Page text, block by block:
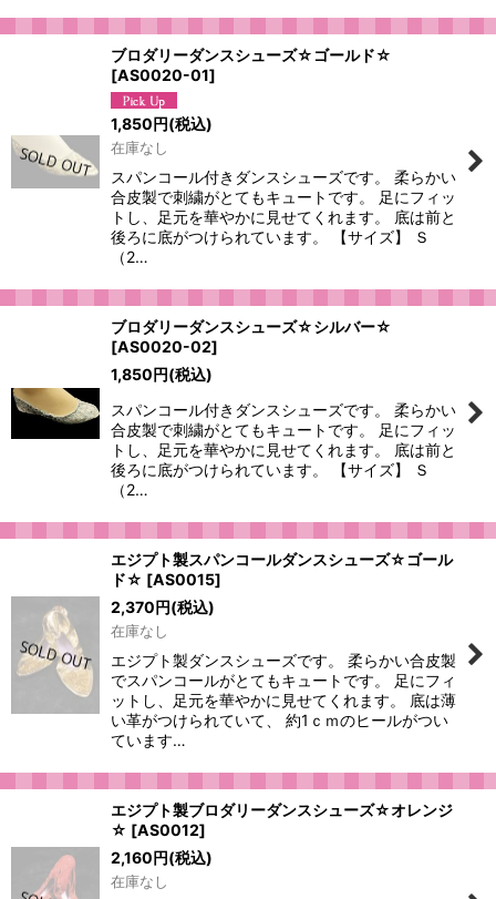
ブロダリーダンスシューズ☆ゴールド☆
[AS0020-01]
1,850円(税込)
在庫なし
スパンコール付きダンスシューズです。 柔らかい
合皮製で刺繍がとてもキュートです。 足にフィッ
トし、足元を華やかに見せてくれます。 底は前と
後ろに底がつけられています。 【サイズ】 Ｓ
（2…
ブロダリーダンスシューズ☆シルバー☆
[AS0020-02]
1,850円(税込)
スパンコール付きダンスシューズです。 柔らかい
合皮製で刺繍がとてもキュートです。 足にフィッ
トし、足元を華やかに見せてくれます。 底は前と
後ろに底がつけられています。 【サイズ】 Ｓ
（2…
エジプト製スパンコールダンスシューズ☆ゴール
ド☆ [AS0015]
2,370円(税込)
在庫なし
エジプト製ダンスシューズです。 柔らかい合皮製
でスパンコールがとてもキュートです。 足にフィ
ットし、足元を華やかに見せてくれます。 底は薄
い革がつけられていて、 約1ｃｍのヒールがつい
ています…
エジプト製ブロダリーダンスシューズ☆オレンジ
☆ [AS0012]
2,160円(税込)
在庫なし